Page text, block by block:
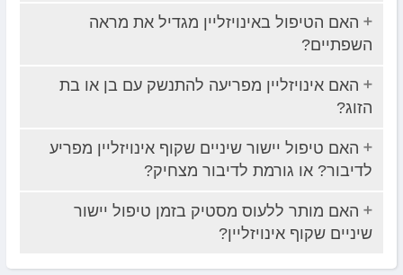
האם הטיפול באינויזליין מגדיל את מראה
השפתיים?
האם אינויזליין מפריעה להתנשק עם בן או בת
הזוג?
האם טיפול יישור שיניים שקוף אינויזליין מפריע
לדיבור? או גורמת לדיבור מצחיק?
האם מותר ללעוס מסטיק בזמן טיפול יישור
שיניים שקוף אינויזליין?